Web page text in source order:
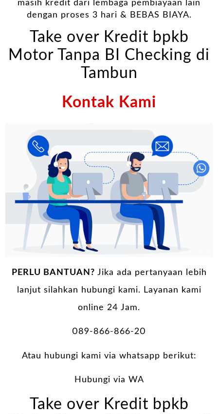
masih kredit dari lembaga pembiayaan lain
dengan proses 3 hari & BEBAS BIAYA.
Take over Kredit bpkb
Motor Tanpa BI Checking di
Tambun
Kontak Kami
PERLU BANTUAN? Jika ada pertanyaan lebih
lanjut silahkan hubungi kami. Layanan kami
online 24 Jam.
089-866-866-20
Atau hubungi kami via whatsapp berikut:
Hubungi via WA
Take over Kredit bpkb